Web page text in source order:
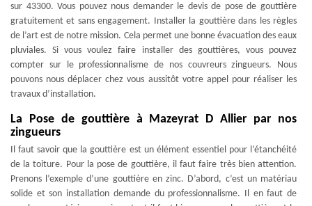
sur 43300. Vous pouvez nous demander le devis de pose de gouttière
gratuitement et sans engagement. Installer la gouttière dans les règles
de l’art est de notre mission. Cela permet une bonne évacuation des eaux
pluviales. Si vous voulez faire installer des gouttières, vous pouvez
compter sur le professionnalisme de nos couvreurs zingueurs. Nous
pouvons nous déplacer chez vous aussitôt votre appel pour réaliser les
travaux d’installation.
La Pose de gouttière à Mazeyrat D Allier par nos
zingueurs
Il faut savoir que la gouttière est un élément essentiel pour l’étanchéité
de la toiture. Pour la pose de gouttière, il faut faire très bien attention.
Prenons l’exemple d’une gouttière en zinc. D’abord, c’est un matériau
solide et son installation demande du professionnalisme. Il en faut de